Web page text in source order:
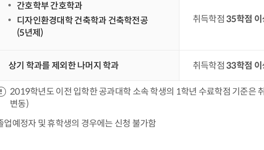
간호학부 간호학과
디자인환경대학 건축학과 건축학전공
(5년제)
취득학점35학점 이
상기 학과를 제외한 나머지 학과 취득학점33학점 이
2019학년도 이전 입학한 공과대학 소속 학생의 1학년 수료학점 기준
변동)
업예정자 및 휴학생의 경우에는 신청 불가함